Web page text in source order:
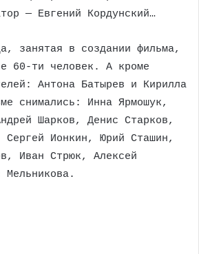
— Евгений Кордунский…
занятая в создании фильма,
60-ти человек. А кроме
Антона Батырев и Кирилла
снимались: Инна Ярмошук,
Шарков, Денис Старков,
Сергей Ионкин, Юрий Сташин,
Иван Стрюк, Алексей
Мельникова.